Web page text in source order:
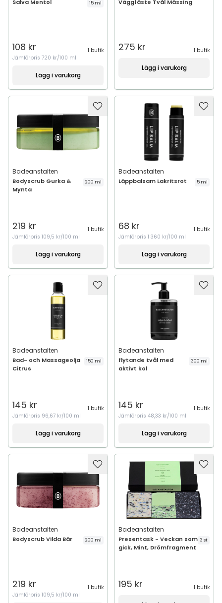
Salva Mentol 15 ml
108 kr
1 butik
Jämförpris 720 kr/100 ml
Lägg i varukorg
Väggfäste Tvål Mässing
275 kr 1 butik
Lägg i varukorg
Badeanstalten
Bodyscrub Gurka &
Mynta
200 ml
219 kr
1 butik
Jämförpris 109,5 kr/100 ml
Lägg i varukorg
Badeanstalten
Läppbalsam Lakritsrot 5 ml
68 kr
1 butik
Jämförpris 1 360 kr/100 ml
Lägg i varukorg
Badeanstalten
Bad- och Massageolja
Citrus
150 ml
145 kr
1 butik
Jämförpris 96,67 kr/100 ml
Lägg i varukorg
Badeanstalten
flytande tvål med
aktivt kol
300 ml
145 kr
1 butik
Jämförpris 48,33 kr/100 ml
Lägg i varukorg
Badeanstalten
Bodyscrub Vilda Bär 200 ml
219 kr
1 butik
Jämförpris 109,5 kr/100 ml
Badeanstalten
Presentask - Veckan som
gick, Mint, Drömfragment
3 st
195 kr 1 butik